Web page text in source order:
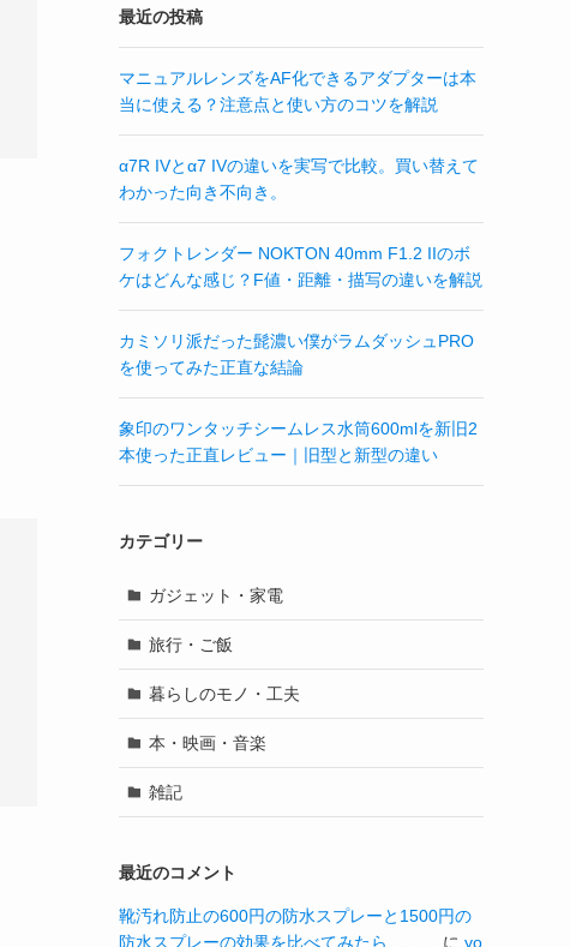
最近の投稿
マニュアルレンズをAF化できるアダプターは本
当に使える？注意点と使い方のコツを解説
α7R IVとα7 IVの違いを実写で比較。買い替えて
わかった向き不向き。
フォクトレンダー NOKTON 40mm F1.2 IIのボ
ケはどんな感じ？F値・距離・描写の違いを解説
カミソリ派だった髭濃い僕がラムダッシュPRO
を使ってみた正直な結論
象印のワンタッチシームレス水筒600mlを新旧2
本使った正直レビュー｜旧型と新型の違い
カテゴリー
ガジェット・家電
旅行・ご飯
暮らしのモノ・工夫
本・映画・音楽
雑記
最近のコメント
靴汚れ防止の600円の防水スプレーと1500円の
防水スプレーの効果を比べてみたら、、、
に yo